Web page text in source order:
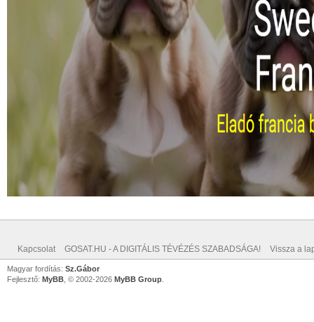
Kapcsolat GOSAT.HU - A DIGITÁLIS TÉVÉZÉS SZABADSÁGA! Vissza a
Magyar fordítás: Sz.Gábor
Fejlesztő: MyBB , © 2002-2026 MyBB Group